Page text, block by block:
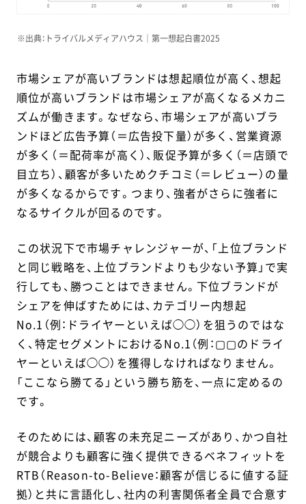
※出典：トライバルメディアハウス｜第一想起白書2025
市場シェアが高いブランドは想起順位が高く、想起
順位が高いブランドは市場シェアが高くなるメカニ
ズムが働きます。なぜなら、市場シェアが高いブラ
ンドほど広告予算（＝広告投下量）が多く、営業資源
が多く（＝配荷率が高く）、販促予算が多く（＝店頭で
目立ち）、顧客が多いためクチコミ（＝レビュー）の量
が多くなるからです。つまり、強者がさらに強者に
なるサイクルが回るのです。
この状況下で市場チャレンジャーが、「上位ブランド
と同じ戦略を、上位ブランドよりも少ない予算」で実
行しても、勝つことはできません。下位ブランドが
シェアを伸ばすためには、カテゴリー内想起
No.1（例：ドライヤーといえば◯◯）を狙うのではな
く、特定セグメントにおけるNo.1（例：▢▢のドライ
ヤーといえば◯◯）を獲得しなければなりません。
「ここなら勝てる」という勝ち筋を、一点に定めるの
です。
そのためには、顧客の未充足ニーズがあり、かつ自社
が競合よりも顧客に強く提供できるベネフィットを
RTB（Reason-to-Believe：顧客が信じるに値する証
拠）と共に言語化し、社内の利害関係者全員で合意す